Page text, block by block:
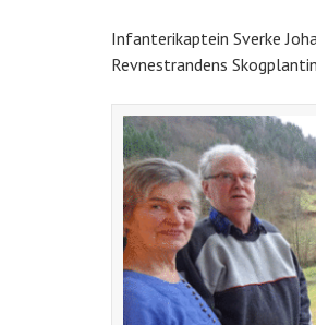
Infanterikaptein Sverke
Revnestrandens